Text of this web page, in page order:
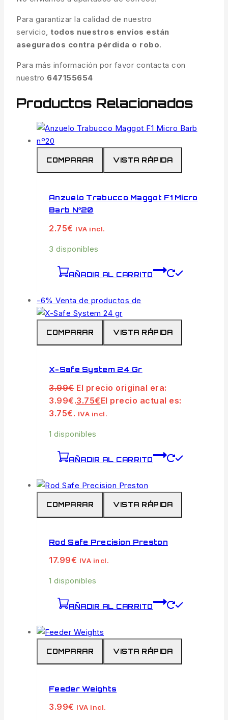
Para garantizar la calidad de nuestro
servicio, todos nuestros envíos están
asegurados contra pérdida o robo.
Para más información por favor contacta con
nuestro 647155654
Productos Relacionados
COMPARAR VISTA RÁPIDA
Anzuelo Trabucco Maggot F1 Micro
Barb Nº20
2.75€ IVA incl.
3 disponibles
AÑADIR AL CARRITO
-6% Venta de productos de
COMPARAR VISTA RÁPIDA
X-Safe System 24 Gr
3.99€ El precio original era:
3.99€.3.75€El precio actual es:
3.75€. IVA incl.
1 disponibles
AÑADIR AL CARRITO
COMPARAR VISTA RÁPIDA
Rod Safe Precision Preston
17.99€ IVA incl.
1 disponibles
AÑADIR AL CARRITO
COMPARAR VISTA RÁPIDA
Feeder Weights
3.99€ IVA incl.